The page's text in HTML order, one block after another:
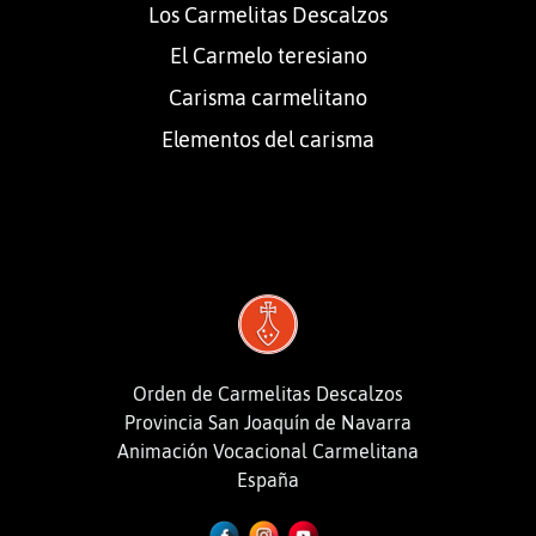
Los Carmelitas Descalzos
El Carmelo teresiano
Carisma carmelitano
Elementos del carisma
Orden de Carmelitas Descalzos
Provincia San Joaquín de Navarra
Animación Vocacional Carmelitana
España